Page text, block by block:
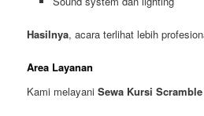
Hasilnya, acara terlihat lebih
Area Layanan
Kami melayaniSewa Kursi